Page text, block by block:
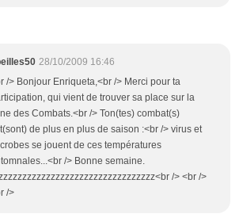
28/10/2009 16:46
/> Bonjour Enriqueta,<br /> Merci pour ta
qui vient de trouver sa place sur la
des Combats.<br /> Ton(tes) combat(s)
de plus en plus de saison :<br /> virus et
se jouent de ces températures
/> Bonne semaine.
/> <br />
/>